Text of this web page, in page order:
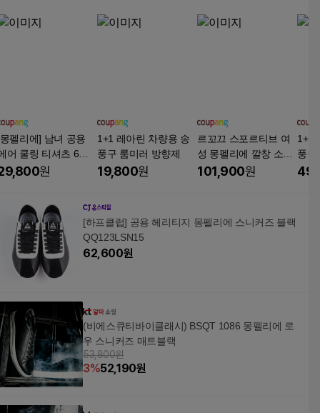
펠리에] 남녀 공용
어 쿨링 티셔츠 6종
트 221021
원
1+1 레아린 차량용 송
풍구 룸미러 방향제
19,800원
르꼬끄 스포르티브 여
성 몽펠리에 깔창 소취
기능
101,900원
1+1
풍구
[하프클럽] 공용 헤리티지 몽펠리에 스니커즈 블랙
QQ123LSN15
62,600원
(비에스큐티바이클래시) BSQT 1086 몽펠리에 로
우 스니커즈 매트블랙
53,800원
3%52,190원